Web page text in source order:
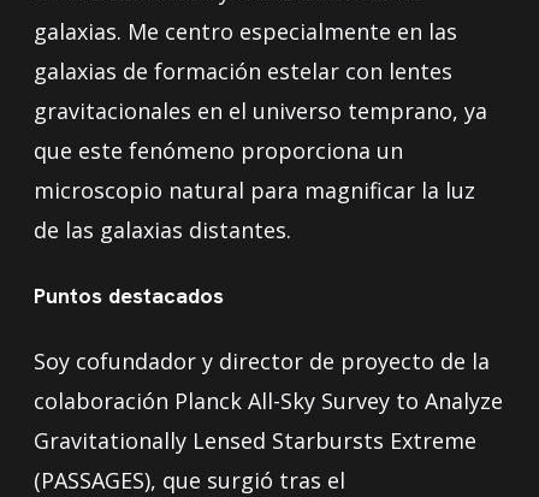
galaxias. Me centro especialmente en las
galaxias de formación estelar con lentes
gravitacionales en el universo temprano, ya
que este fenómeno proporciona un
microscopio natural para magnificar la luz
de las galaxias distantes.
Puntos destacados
Soy cofundador y director de proyecto de la
colaboración Planck All-Sky Survey to Analyze
Gravitationally Lensed Starbursts Extreme
(PASSAGES), que surgió tras el